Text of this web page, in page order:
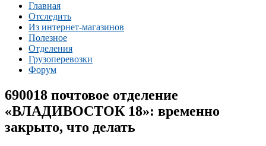
Главная
Отследить
Из интернет-магазинов
Полезное
Отделения
Грузоперевозки
Форум
690018 почтовое отделение
«ВЛАДИВОСТОК 18»: временно
закрыто, что делать